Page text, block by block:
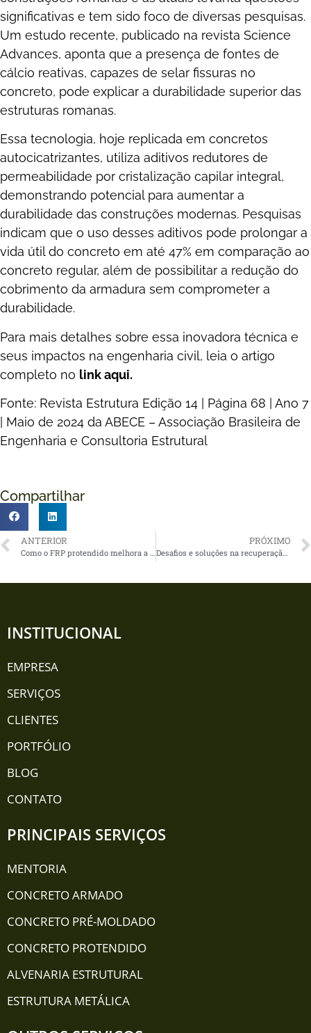
significativas e tem sido foco de diversas pesquisas.
Um estudo recente, publicado na revista Science
Advances, aponta que a presença de fontes de
cálcio reativas, capazes de selar fissuras no
concreto, pode explicar a durabilidade superior das
estruturas romanas.
Essa tecnologia, hoje replicada em concretos
autocicatrizantes, utiliza aditivos redutores de
permeabilidade por cristalização capilar integral,
demonstrando potencial para aumentar a
durabilidade das construções modernas. Pesquisas
indicam que o uso desses aditivos pode prolongar a
vida útil do concreto em até 47% em comparação ao
concreto regular, além de possibilitar a redução do
cobrimento da armadura sem comprometer a
durabilidade.
Para mais detalhes sobre essa inovadora técnica e
seus impactos na engenharia civil, leia o artigo
completo no link aqui.
Fonte: Revista Estrutura Edição 14
| Página 68
| Ano 7
Maio de 2024 da ABECE – Associação Brasileira de
Engenharia e Consultoria Estrutural
Compartilhar
ANTERIOR
Como o FRP protendido melhora a resistência estrutural
PRÓXIMO
Desafios e soluções na recuperação da centenária ponte Affonso Penna
INSTITUCIONAL
EMPRESA
SERVIÇOS
CLIENTES
PORTFÓLIO
BLOG
CONTATO
PRINCIPAIS SERVIÇOS
MENTORIA
CONCRETO ARMADO
CONCRETO PRÉ-MOLDADO
CONCRETO PROTENDIDO
ALVENARIA ESTRUTURAL
ESTRUTURA METÁLICA